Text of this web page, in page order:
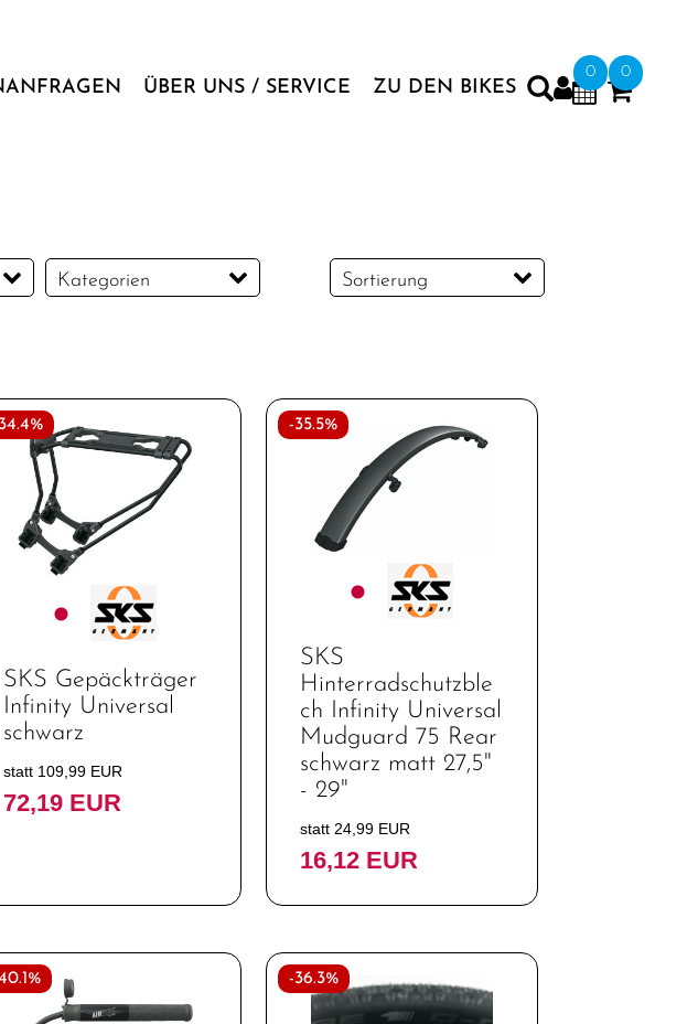
ÜBER UNS / SERVICE ZU DEN BIKES
0 0
Sortierung
Kategorien
Pumpenzubehör
Schutzbleche
Standpumpen
SKS Gepäckträger
Infinity Universal
schwarz
statt 109,99 EUR
72,19 EUR
-35.5%
SKS
Hinterradschutzble
ch Infinity Universal
Mudguard 75 Rear
schwarz matt 27,5"
- 29"
statt 24,99 EUR
16,12 EUR
-36.3%